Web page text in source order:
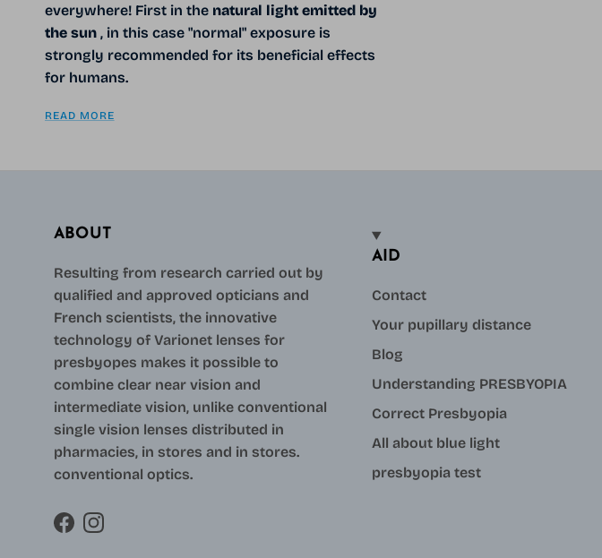
everywhere! First in the natural light emitted by
the sun , in this case "normal" exposure is
strongly recommended for its beneficial effects
for humans.
READ MORE
ABOUT
Resulting from research carried out by
qualified and approved opticians and
French scientists, the innovative
technology of Varionet lenses for
presbyopes makes it possible to
combine clear near vision and
intermediate vision, unlike conventional
single vision lenses distributed in
pharmacies, in stores and in stores.
conventional optics.
FacebookInstagram
AID
Contact
Your pupillary distance
Blog
Understanding PRESBYOPIA
Correct Presbyopia
All about blue light
presbyopia test